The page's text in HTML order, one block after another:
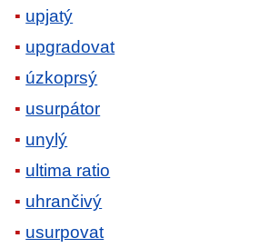
upjatý
upgradovat
úzkoprsý
usurpátor
unylý
ultima ratio
uhrančivý
usurpovat